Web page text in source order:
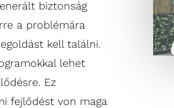
biztonság
a problémára
kell találni.
lehet
Ez
fejlődést von maga